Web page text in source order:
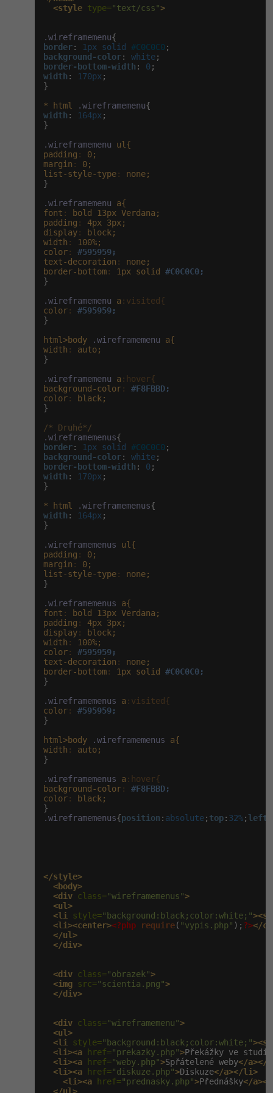
WordPress specialista
SEO specialista
Umělá inteligence (AI) -10%
Pro děti
Více
Fórum
Windows
Sítě
Kybernetická bezpečnost
Elektronický podpis
Fórum
Fórum
Příběhy absolventů
Pro firmy
<style type="text/css">
.wireframemenu
border: 1px solid #C0C0C0
background-color: white
border-bottom-width : 0
width : 170px ;
}
*
html .wireframemenu
width : 164px ;
}
.wireframemenu
ul{
padding :
0;
margin :
0;
list-style-type:
none;
}
.wireframemenu
a{
font : bold 13px Verdana;
padding : 4px
3px;
display:
block;
width :
100%;
color:
#595959;
text-decoration :
none;
border-bottom: 1px solid
#C0C0C0;
}
.wireframemenu
a :visited{
color:
#595959;
}
html>body
.wireframemenu
a{
width :
auto;
}
.wireframemenu
a :hover{
background-color:
#F8FBBD;
color:
black;
}
/* Druhé*/
.wireframemenus
border: 1px solid #C0C0C0
background-color: white
border-bottom-width : 0
width : 170px ;
}
*
html .wireframemenus
width : 164px ;
}
.wireframemenus
ul{
padding :
0;
margin :
0;
list-style-type:
none;
}
.wireframemenus
a{
font : bold 13px Verdana;
padding : 4px
3px;
display:
block;
width :
100%;
color:
#595959;
text-decoration :
none;
border-bottom: 1px solid
#C0C0C0;
}
.wireframemenus
a :visited{
color:
#595959;
}
html>body
.wireframemenus
a{
width :
auto;
}
.wireframemenus
a :hover{
background-color:
#F8FBBD;
color:
black;
.wireframemenus{position : absolute; top: 32%; left
</style>
<body>
<div class="wireframemenus">
<ul>
<li
style="background:black;color:white;"
<li><center><?php require( "vypis.php" ); ?></
</ul>
</div>
<div class="obrazek">
<img src="scientia.png">
</div>
<div class="wireframemenu">
<ul>
<li
style="background:black;color:white;"
<li><a href="prekazky.php">Překážky ve studiu
<li><a href="weby.php">Spřátelené weby</a></
<li><a href="diskuze.php">Diskuze</a></li>
<li><a href="prednasky.php">Přednášky</